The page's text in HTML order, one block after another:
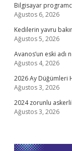
Bilgisayar
Ağustos 6, 2026
Kedilerin yavru
Ağustos 5, 2026
Avanos’un eski adı
Ağustos 4, 2026
2026 Ay Düğümleri
Ağustos 3, 2026
2024 zorunlu
Ağustos 3, 2026